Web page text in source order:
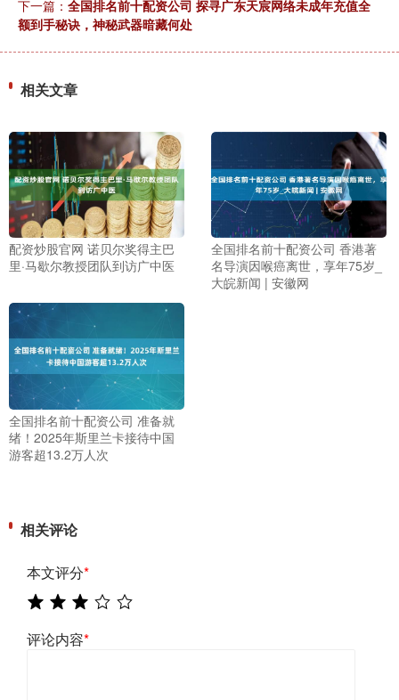
下一篇： 全国排名前十配资公司 探寻广东天宸网络未成年充值全
额到手秘诀，神秘武器暗藏何处
相关文章
配资炒股官网 诺贝尔奖得主巴
里·马歇尔教授团队到访广中医
全国排名前十配资公司 香港著
名导演因喉癌离世，享年75岁_
大皖新闻 | 安徽网
全国排名前十配资公司 准备就
绪！2025年斯里兰卡接待中国
游客超13.2万人次
相关评论
本文评分*
评论内容*